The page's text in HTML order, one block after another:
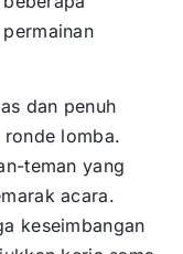
dan penuh
lomba.
teman yang
acara.
keseimbangan